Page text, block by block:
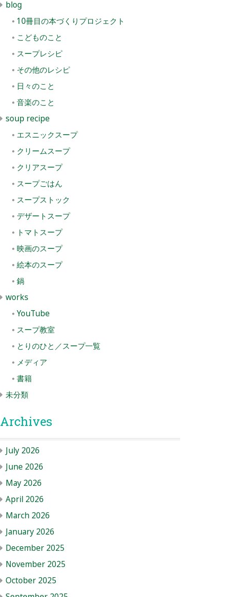
blog
10冊目の本づくりプロジェクト
こどものこと
スープレシピ
その他のレシピ
日々のこと
音楽のこと
soup recipe
エスニックスープ
クリームスープ
クリアスープ
スープごはん
スープストック
デザートスープ
トマトスープ
映画のスープ
絵本のスープ
鍋
works
YouTube
スープ教室
とりのひと／スープ一覧
メディア
書籍
未分類
Archives
July 2026
June 2026
May 2026
April 2026
March 2026
January 2026
December 2025
November 2025
October 2025